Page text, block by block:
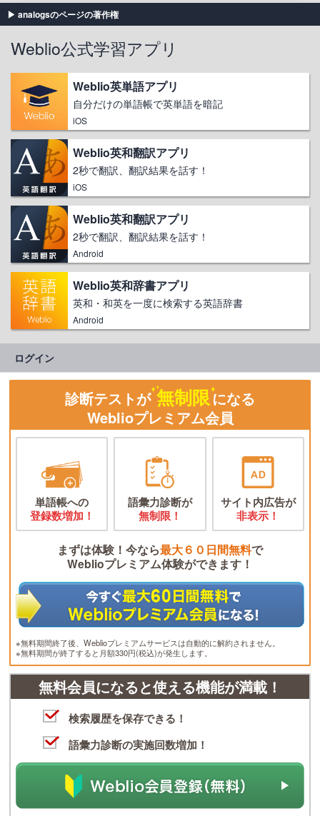
analogsのページの著作権
Weblio公式学習アプリ
Weblio英単語アプリ
自分だけの単語帳で英単語を暗記
iOS
Weblio英和翻訳アプリ
2秒で翻訳、翻訳結果を話す！
iOS
Weblio英和翻訳アプリ
2秒で翻訳、翻訳結果を話す！
Android
Weblio英和辞書アプリ
英和・和英を一度に検索する英語辞書
Android
ログイン
診断テストが 無制限になる
Weblioプレミアム会員
単語帳への
登録数増加！
語彙力診断が
無制限！
サイト内広告が
非表示！
まずは体験！今なら最大６０日間無料で
Weblioプレミアム体験ができます！
※無料期間終了後、Weblioプレミアムサービスは自動的に解約されません。
※無料期間が終了すると月額330円(税込)が発生します。
無料会員になると使える機能が満載！
検索履歴を保存できる！
語彙力診断の実施回数増加！